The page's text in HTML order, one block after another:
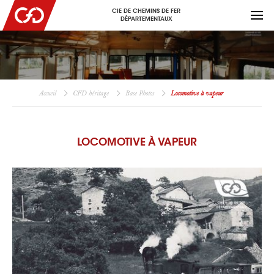
CIE DE CHEMINS DE FER
DÉPARTEMENTAUX
Accueil CFD héritage Base Photos Locomotive à vapeur
LOCOMOTIVE À VAPEUR